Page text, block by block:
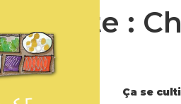
:
Ça se